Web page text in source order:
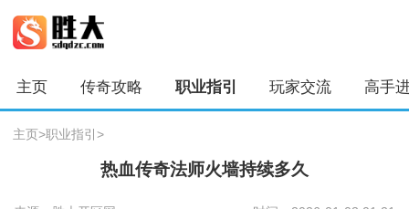
主页 传奇攻略 职业指引 玩家交流 高手
主页>职业指引>
热血传奇法师火墙持续多久